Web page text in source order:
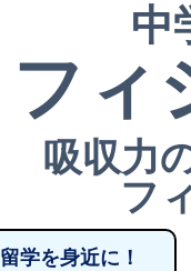
中
フィ
吸収力
フ
留学を身近に！